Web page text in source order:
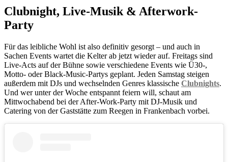
Clubnight, Live-Musik & Afterwork-
Party
Für das leibliche Wohl ist also definitiv gesorgt – und auch in
Sachen Events wartet die Kelter ab jetzt wieder auf. Freitags sind
Live-Acts auf der Bühne sowie verschiedene Events wie Ü30-,
Motto- oder Black-Music-Partys geplant. Jeden Samstag steigen
außerdem mit DJs und wechselnden Genres klassische Clubnights.
Und wer unter der Woche entspannt feiern will, schaut am
Mittwochabend bei der After-Work-Party mit DJ-Musik und
Catering von der Gaststätte zum Reegen in Frankenbach vorbei.